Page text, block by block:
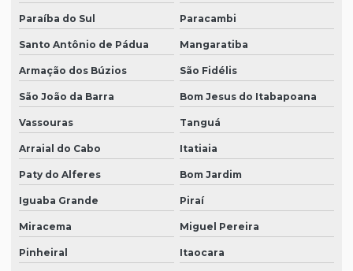
Paraíba do Sul Paracambi
Santo Antônio de Pádua Mangaratiba
Armação dos Búzios São Fidélis
São João da Barra Bom Jesus do Itabapoana
Vassouras Tanguá
Arraial do Cabo Itatiaia
Paty do Alferes Bom Jardim
Iguaba Grande Piraí
Miracema Miguel Pereira
Pinheiral Itaocara